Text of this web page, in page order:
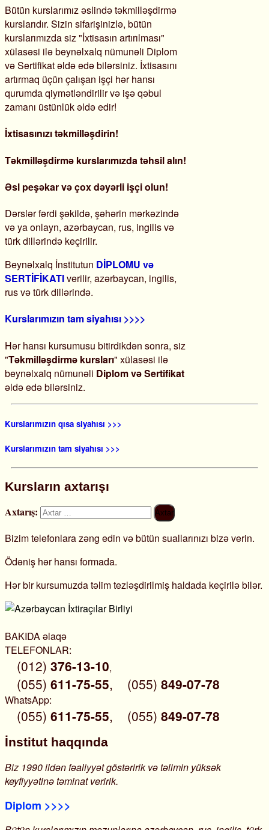
Bütün kurslarımız əslində təkmilləşdirmə
kurslarıdır. Sizin sifarişinizlə, bütün
kurslarımızda siz "İxtisasın artırılması"
xülasəsi ilə beynəlxalq nümunəli Diplom
və Sertifikat əldə edə bilərsiniz. İxtisasını
artırmaq üçün çalışan işçi hər hansı
qurumda qiymətləndirilir və işə qəbul
zamanı üstünlük əldə edir!
İxtisasınızı təkmilləşdirin!
Təkmilləşdirmə kurslarımızda təhsil alın!
Əsl peşəkar və çox dəyərli işçi olun!
Dərslər fərdi şəkildə, şəhərin mərkəzində
və ya onlayn, azərbaycan, rus, ingilis və
türk dillərində keçirilir.
Beynəlxalq İnstitutun DİPLOMU və
SERTİFİKATIverilir, azərbaycan, ingilis,
rus və türk dillərində.
Kurslarımızın tam siyahısı >>>>
Hər hansı kursumusu bitirdikdən sonra, siz
"Təkmilləşdirmə kursları" xülasəsi ilə
beynəlxalq nümunəli Diplom və Sertifikat
əldə edə bilərsiniz.
Kurslarımızın qısa siyahısı >>>
Kurslarımızın tam siyahısı >>>
Kursların axtarışı
Axtarış:
Bizim telefonlara zəng edin və bütün suallarınızı bizə verin.
Ödəniş hər hansı formada.
Hər bir kursumuzda təlim tezləşdirilmiş haldada keçirilə bilər.
BAKIDA əlaqə
TELEFONLAR:
(012) 376-13-10,
(055) 611-75-55, (055) 849-07-78
WhatsApp:
(055) 611-75-55, (055) 849-07-78
İnstitut haqqında
Biz 1990 ildən fəaliyyət göstəririk və təlimin yüksək
keyfiyyətinə təminat veririk.
Diplom >>>>